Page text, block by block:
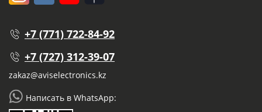
+7 (771) 722-84-92
+7 (727) 312-39-07
zakaz@aviselectronics.kz
Написать в WhatsApp: